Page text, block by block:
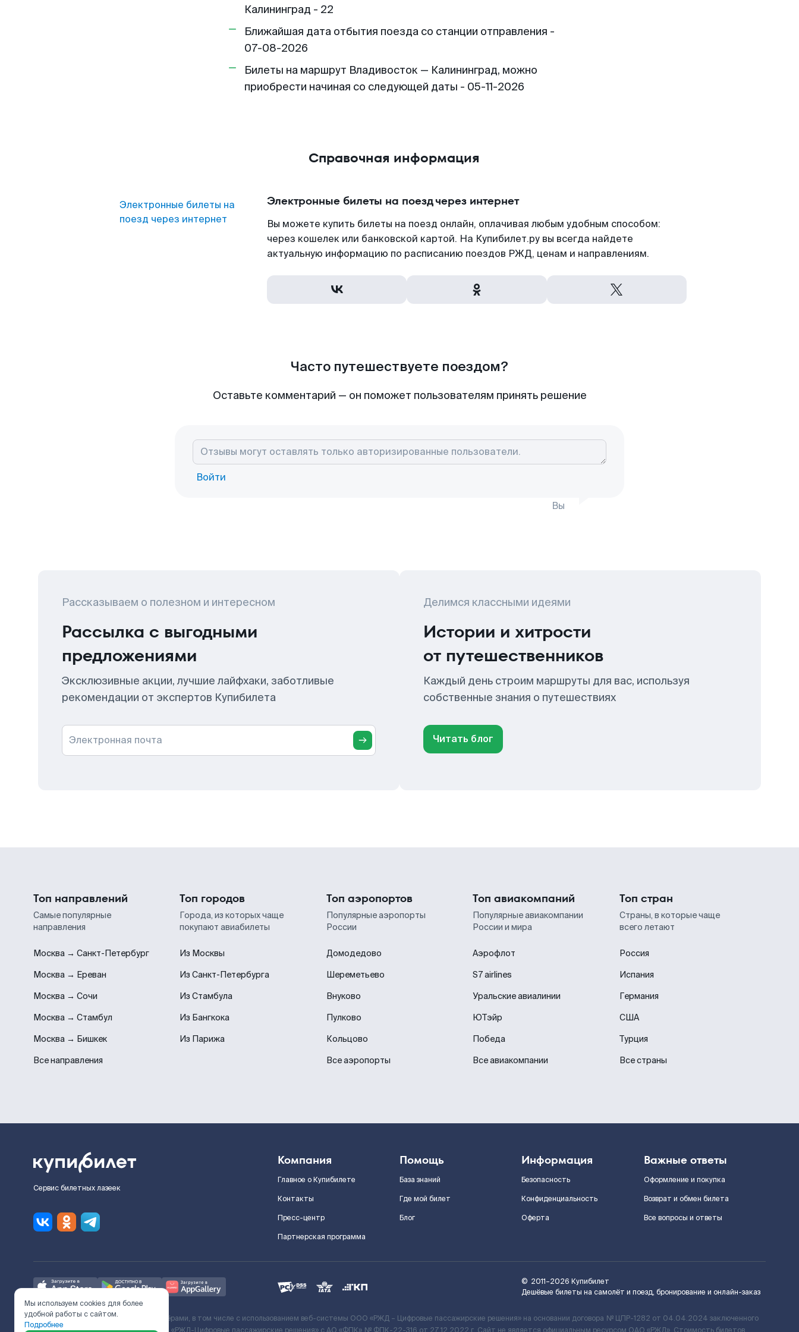
Калининград - 22
Ближайшая дата отбытия поезда со станции отправления -
07-08-2026
Билеты на маршрут Владивосток — Калининград, можно
приобрести начиная со следующей даты - 05-11-2026
Справочная информация
Электронные билеты на
поезд через интернет
Электронные билеты на поезд через интернет
Вы можете купить билеты на поезд онлайн, оплачивая любым удобным способом:
через кошелек или банковской картой. На Купибилет.ру вы всегда найдете
актуальную информацию по расписанию поездов РЖД, ценам и направлениям.
Часто путешествуете поездом?
Оставьте комментарий — он поможет пользователям принять решение
Войти
Вы
Рассказываем о полезном и интересном
Рассылка с выгодными
предложениями
Эксклюзивные акции, лучшие лайфхаки, заботливые
рекомендации от экспертов Купибилета
Электронная почта
Делимся классными идеями
Истории и хитрости
от путешественников
Каждый день строим маршруты для вас, используя
собственные знания о путешествиях
Читать блог
Топ направлений
Самые популярные
направления
Москва → Санкт-Петербург
Москва → Ереван
Москва → Сочи
Москва → Стамбул
Москва → Бишкек
Все направления
Топ городов
Города, из которых чаще
покупают авиабилеты
Из Москвы
Из Санкт-Петербурга
Из Стамбула
Из Бангкока
Из Парижа
Топ аэропортов
Популярные аэропорты
России
Домодедово
Шереметьево
Внуково
Пулково
Кольцово
Все аэропорты
Топ авиакомпаний
Популярные авиакомпании
России и мира
Аэрофлот
S7 airlines
Уральские авиалинии
ЮТэйр
Победа
Все авиакомпании
Топ стран
Страны, в которые чаще
всего летают
Россия
Испания
Германия
США
Турция
Все страны
Сервис билетных лазеек
Компания
Главное о Купибилете
Контакты
Пресс-центр
Партнерская программа
Помощь
База знаний
Где мой билет
Блог
Информация
Безопасность
Конфиденциальность
Оферта
Важные ответы
Оформление и покупка
Возврат и обмен билета
Все вопросы и ответы
© 2011–2026 Купибилет
Дешёвые билеты на самолёт и поезд, бронирование и онлайн-заказ
Ж/Д билеты предоставляются партнёрами, в том числе с использованием веб-системы ООО «РЖД – Цифровые пассажирские решения» на основании договора № ЦПР-1282 от 04.04.2024 заключенного
Мы используем cookies для более
удобной работы с сайтом.
Подробнее